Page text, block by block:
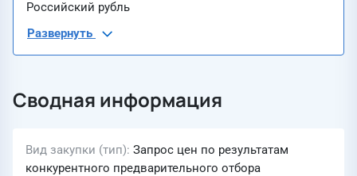
Развернуть
Российский рубль
Сводная информация
Вид закупки (тип) Запрос цен по результатам
конкурентного предварительного отбора